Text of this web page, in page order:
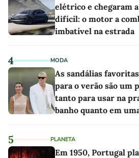
elétrico e chegaram
difícil: o motor a
imbatível na estrada
4 MODA
As sandálias
para o verão são um
tanto para usar na
banho quanto em
5 PLANETA
Em 1950, Portugal